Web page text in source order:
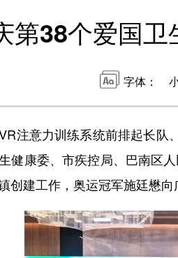
第38个爱国
字体：
意力训练系统前排起长队
健康委、市疾控局、巴南区
创建工作，奥运冠军施廷懋